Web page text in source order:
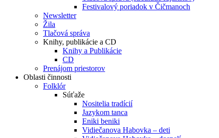
Festivalový poriadok v Čičmanoch
Newsletter
Žila
Tlačová správa
Knihy, publikácie a CD
Knihy a Publikácie
CD
Prenájom priestorov
Oblasti činnosti
Folklór
Súťaže
Nositelia tradícií
Jazykom tanca
Eniki beniki
Vidiečanova Habovka – deti